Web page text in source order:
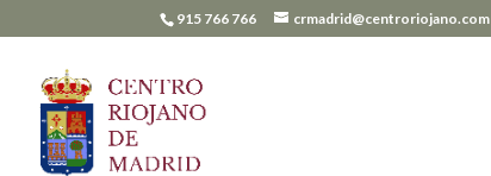
915 766 766 crmadrid@centroriojano.com